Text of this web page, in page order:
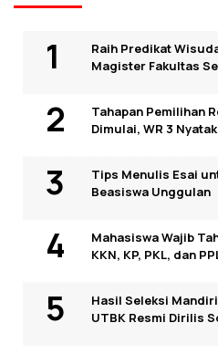
Raih Predikat
Magister Fakultas
Tahapan Pemilihan
Dimulai, WR 3
Tips Menulis Esai
Beasiswa Unggulan
Mahasiswa Wajib
KKN, KP, PKL, dan
Hasil Seleksi
UTBK Resmi Dirilis